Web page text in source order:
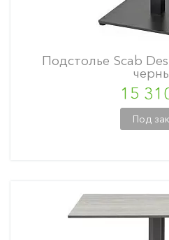
Подстолье Scab
15
Под